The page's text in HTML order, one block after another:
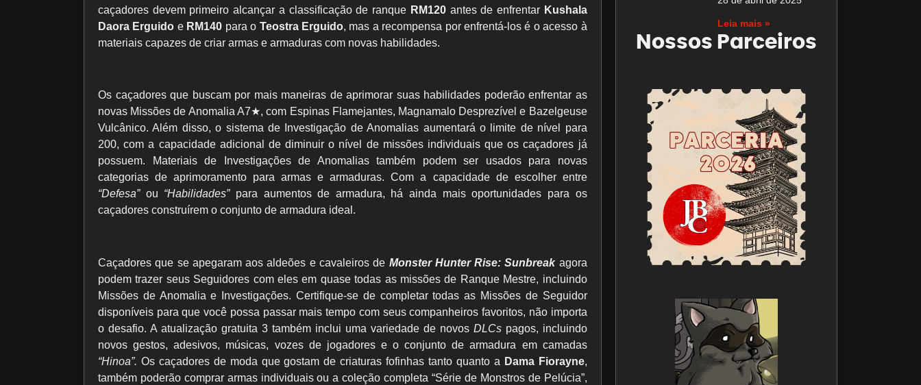
caçadores devem primeiro alcançar a classificação de ranque RM120antes de enfrentar Kushala
Daora Erguido e RM140 para o Teostra Erguido, mas a recompensa por enfrentá-los é o acesso à
materiais capazes de criar armas e armaduras com novas habilidades.
Os caçadores que buscam por mais maneiras de aprimorar suas habilidades poderão enfrentar as
novas Missões de Anomalia A7★, com Espinas Flamejantes, Magnamalo Desprezível e Bazelgeuse
Vulcânico. Além disso, o sistema de Investigação de Anomalias aumentará o limite de nível para
200, com a capacidade adicional de diminuir o nível de missões individuais que os caçadores já
possuem. Materiais de Investigações de Anomalias também podem ser usados ​​para novas
categorias de aprimoramento para armas e armaduras. Com a capacidade de escolher entre
“Defesa”ou “Habilidades”para aumentos de armadura, há ainda mais oportunidades para os
caçadores construírem o conjunto de armadura ideal.
Caçadores que se apegaram aos aldeões e cavaleiros de Monster Hunter Rise: Sunbreakagora
podem trazer seus Seguidores com eles em quase todas as missões de Ranque Mestre, incluindo
Missões de Anomalia e Investigações. Certifique-se de completar todas as Missões de Seguidor
disponíveis para que você possa passar mais tempo com seus companheiros favoritos, não importa
o desafio. A atualização gratuita 3 também inclui uma variedade de novos DLCspagos, incluindo
novos gestos, adesivos, músicas, vozes de jogadores e o conjunto de armadura em camadas
“Hinoa”. Os caçadores de moda que gostam de criaturas fofinhas tanto quanto a Dama Fiorayne,
também poderão comprar armas individuais ou a coleção completa “Série de Monstros de Pelúcia”,
Leia mais »
Nossos Parceiros